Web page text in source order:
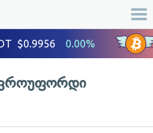
კროუფორდი